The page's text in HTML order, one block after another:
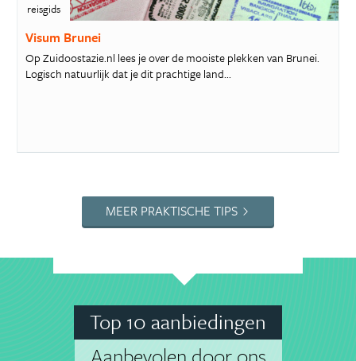
reisgids
Visum Brunei
Op Zuidoostazie.nl lees je over de mooiste plekken van Brunei.
Logisch natuurlijk dat je dit prachtige land...
MEER PRAKTISCHE TIPS
Top 10 aanbiedingen